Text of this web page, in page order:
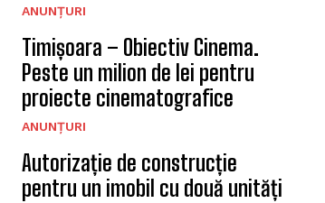
ANUNȚURI
Timișoara – Obiectiv Cinema.
Peste un milion de lei pentru
proiecte cinematografice
ANUNȚURI
Autorizație de construcție
pentru un imobil cu două unități